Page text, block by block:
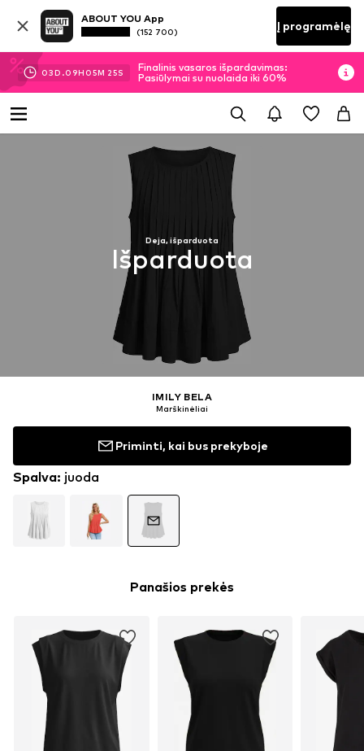
ABOUT YOU App
(152 700) Į programėlę
03D.09H 05M 25S
Finalinis vasaros išpardavimas:
Pasiūlymai su nuolaida iki 60%
Deja, išparduota
Išparduota
IMILY BELA
Marškinėliai
Priminti, kai bus prekyboje
Spalva: juoda
Panašios prekės